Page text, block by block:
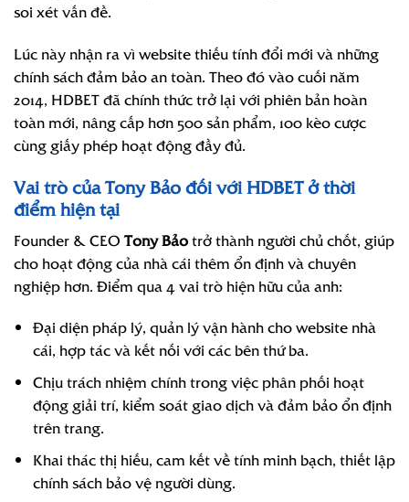
soi xét vấn đề.
Lúc này nhận ra vì website thiếu tính đổi mới và những
chính sách đảm bảo an toàn. Theo đó vào cuối năm
2014, HDBET đã chính thức trở lại với phiên bản hoàn
toàn mới, nâng cấp hơn 500 sản phẩm, 100 kèo cược
cùng giấy phép hoạt động đầy đủ.
Vai trò của Tony Bảo đối với HDBET ở thời
điểm hiện tại
Founder & CEOTony Bảotrở thành người chủ chốt, giúp
cho hoạt động của nhà cái thêm ổn định và chuyên
nghiệp hơn. Điểm qua 4 vai trò hiện hữu của anh:
Đại diện pháp lý, quản lý vận hành cho website nhà
cái, hợp tác và kết nối với các bên thứ ba.
Chịu trách nhiệm chính trong việc phân phối hoạt
động giải trí, kiểm soát giao dịch và đảm bảo ổn định
trên trang.
Khai thác thị hiếu, cam kết về tính minh bạch, thiết lập
chính sách bảo vệ người dùng.